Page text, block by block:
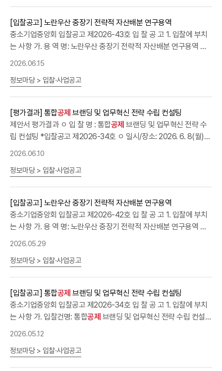
제안서를 제출받아 내부 평가위원회에서 평가한 후, 가격평가점수 합
산을 통하여 우선협상자를 결정합니다. 기타 세부사항은 제안요청서
를 참고하여 주시기 바랍니다. 5. 입찰보증금 납부 및 귀속 입찰참가
자는 입찰서류 신청시 입찰금액의 10/100에 해당하는 입찰보증금을
의 무효 국가를 당사자로 하는 계약에 관한 법률, 동 시행령, 동 시행
규칙의 규정에 의합니다. 7. 기타사항 가. 제안서 평가결과는 본회 홈
페이지에서 확인하시기 바랍니다 나. 제안요청서(과업지시서)는 첨
서, 용역계약일반조건 등 모든 사항을 숙지하고 입찰에 참가하여야
합니다. 이를 숙지하지 못한 모든 책임은 입찰자에게 있습니다. 라. 제
출된 자료의 기재내용이 허위사실로 인정될 경우 심사대상으로 제외
하고 최종 선정 후에도 자격이 상실됩니다. 마. 본 입찰에 참가하는 자
약특수조건을 자세히 알고 입찰에 참가하여야 합니다. 바. 기타 세부
사항은 제안요청서 내용을 참고하시기 바라며, 입찰계약에 관한 문
의사항은 총무회계실(☎ 02-2124-3052 / 과장 김원일), 용역내용
에 관한 문의사항은 정보화운영실(☎ 02-2124-4022 / 과장 박종
규)로 문의하시기 바랍니다. *부정비리신고센터 운영: 홈페이지-상
담센터-중소기업불편신고-서비스불편/부정비리신고 위와 같이 공고
30 중소기업중앙회2층 ㈜KBIZ자산관리현장 설명일2026. 06. 30.
(화) 11:00서울시 영등포구 은행로 30 중소기업중앙회2층 희망룸
(회의장)입 찰 일 자2026. 07. 08.(수) 14:00서울시 영등포구 은행
로 30 중소기업중앙회2층 희망룸(회의장) 4. 참가자격 가. 다음 각
호의 면허자격를 입찰일(낙찰자는 계약체결일)까기 당해 자격을 계
속 유지한 업체이어야 합니다. ① 「국가를 당사자로 하는 계약에 관한
법률」 제27조 제1항의 규정에 의한 부정당업자에 해당하지 않는 자
② 입찰마감 현재 건설산업기본법 제9조에 의한 도장공사(업종코드
42411)를 등 록한 업체로 주된 사업자 소재지가 서울,경기,인천 수도
권인 중소기업 나 공고일 기준 5년이내 단일공사로 도장공사 2억7천
비서류를 갖춰 입찰등록 마감일시까지 입찰참가신청을 마친 업체 라.
한 업체의 소속 대표자 중 1인이 다른 업체의 대표자를 겸임할 경우
대표자가 2인 이상인 업체의 경우 입찰참가자격 등록시 대표자 전원
을 등록하여야 하고, 1인만 등록된 경우에는 변경등록을 하여야 하며,
변경등록을 하지 안니하고 입찰에 참가한 자는 입찰무효사유에 해당
합니다. 마. 『중대재해 처벌 등에 관한 법률 시행령』 제4조 제9호 및
가기준에서 80점 이상을 획득한 업체 ※수급업체 적격 평가표 및 제
출서류는 첨부 파일 참조 5. 낙찰자결정 가. 입찰참가자격에 결격사
유가 없는 자로서 예정가격 이하로 낙찰 하한율(89.745%)이상 입찰
한자 중 최저가를 제출한 자 순으로 『국가계약법 재정경제부계약예
규 적격심사기준(추정가격이 10억원미만 3억원이상인 공사)』에 의
기준의 별표4(추정가격이 10억원미만 3억원이상인 공사를 준용하
여 평가한다. 다. 예정가격은 복수예비가격 15개(±2%)를 작성하고 4
개를 추첨하여 산술평균한 가격으로 결정한다. 라. 3회까지 입찰을
[입찰공고] 노란우산 중장기 전략적 자산배분 연구용역
중소기업중앙회 입찰공고 제2026-43호 입 찰 공 고 1. 입찰에 부치
는 사항 가. 용 역 명: 노란우산 중장기 전략적 자산배분 연구용역 나.
용역기간: 계약체결일로부터 5개월 다. 용역내용: 제안요청서 참조
쟁입찰, 협상에 의한 계약 바. 공고기간 및 제안서 제출일시 ㅇ 공고기
09:00~18:00 (※토요일  일요일  휴일은 제외, 우편접수는 불가)
2. 입찰참가자격 가.「국가를 당사자로 하는 계약에 관한 법률 시행령」
제12조 및 동법 시행규칙 제14조에 의거 자격요건을 갖춘 업체 나.
「국가를 당사자로 하는 계약에 관한 법률」제27조 제1항의 규정에 의
한 부정당업자에 해당하지 않는 자 다.「중소기업기본법」 제2조에 따
른 중소기업자 또는 「소상공인 보호 및 지원에 관한 법률」제2조에 따
른 소상공인으로서 「중소기업 범위 및 확인에 관한 규정」제6조의 규
정에 따른 중소기업(소기업·소상공인)확인서를 소지한 자 ※ 중소기
업 확인서는 입찰마감일 전일까지 신청하여 발급된 것으로 유효기간
내에 있어야 함. ※ 동 입찰건은 연구용역으로「중소기업제품구매촉진
리법인도 입찰 참가 가능 라. 연기금·
자산운용과 관련된 연구용역, 조사 등의 업무를 수행한 실적인 있는
입찰참가자 제출서류: 붙임 제안요청서 참조 4. 낙찰자 결정 방법 입
찰참가자로부터 제안서를 제출받아 내부 평가위원회에서 평가한 후,
가격평가점수 합산을 통하여 우선협상자를 결정합니다. 기타 세부사
항은 제안요청서를 참고하여 주시기 바랍니다. ※ 재공고에도 불구하
경우 수의계약 등으로 대체할 수 있습니다.5. 입찰보증금 납부 및 귀
속 입찰참가자는 입찰서류 신청시 입찰금액의 10/100에 해당하는
2026.06.15
정보마당 > 입찰·사업공고
[평가결과] 통합공제 브랜딩 및 업무혁신 전략 수립 컨설팅
제안서 평가결과 ㅇ 입 찰 명 : 통합공제 브랜딩 및 업무혁신 전략 수
립 컨설팅 *입찰공고 제2026-34호 ㅇ 일시/장소: 2026. 6. 8(월)
14:00 / 본회(7층) ㅇ 평가방법 : 대면평가(PT) ㅇ 평가위원 : 8명(내
점수(점)총점(점)비 고1㈜씨****80.50009.000089.50002순위
(기술+가격) 평가결과를 공개합니다. ※ 개인정보, 영업비밀 등 사유
에 따라 가격정보는 공개하지 않으며, 우선협상대상자 및 미선정 여
부는 개별 안내합니다.
2026.06.10
정보마당 > 입찰·사업공고
[입찰공고] 노란우산 중장기 전략적 자산배분 연구용역
중소기업중앙회 입찰공고 제2026-42호 입 찰 공 고 1. 입찰에 부치
는 사항 가. 용 역 명: 노란우산 중장기 전략적 자산배분 연구용역 나.
용역기간: 계약체결일로부터 5개월 다. 용역내용: 제안요청서 참조
쟁입찰, 협상에 의한 계약 바. 공고기간 및 제안서 제출일시 ㅇ 공고기
09:00~18:00 (※토요일  일요일  휴일은 제외, 우편접수는 불가)
2. 입찰참가자격 가.「국가를 당사자로 하는 계약에 관한 법률 시행령」
제12조 및 동법 시행규칙 제14조에 의거 자격요건을 갖춘 업체 나.
「국가를 당사자로 하는 계약에 관한 법률」제27조 제1항의 규정에 의
한 부정당업자에 해당하지 않는 자 다.「중소기업기본법」 제2조에 따
른 중소기업자 또는 「소상공인 보호 및 지원에 관한 법률」제2조에 따
2026.05.29
정보마당 > 입찰·사업공고
[입찰공고] 통합공제 브랜딩 및 업무혁신 전략 수립 컨설팅
중소기업중앙회 입찰공고 제2026-34호 입 찰 공 고 1. 입찰에 부치
는 사항 가. 입찰건명: 통합공제 브랜딩 및 업무혁신 전략 수립 컨설팅
나. 용역기간: 계약체결일~3.5개월 다. 용역내용: 제안요청서 참조
계약방법: 일반경쟁, 협상에 의한 계약 바. 공고기간, 입찰서 및 제안
2026.05.12
정보마당 > 입찰·사업공고